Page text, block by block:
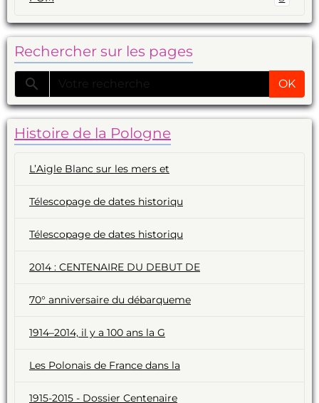
Rechercher sur les pages
OK
Histoire de la Pologne
L’Aigle Blanc sur les mers et
Télescopage de dates historiqu
Télescopage de dates historiqu
2014 : CENTENAIRE DU DEBUT DE
70° anniversaire du débarqueme
1914–2014, il y a 100 ans la G
Les Polonais de France dans la
1915-2015 - Dossier Centenaire